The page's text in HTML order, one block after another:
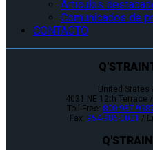
Artículos
Comunicados de
CONTACTO
United States
4031 NE 12th Terrace
Toll-Free: 800-987-
Fax: 954-986-0021 /